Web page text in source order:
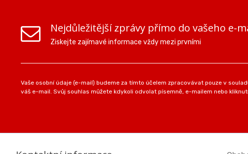
Nejdůležitější zprávy přímo do vašeho e-
Ziskejte zajímavé informace vždy mezi prvními
Vaše osobní údaje (e-mail) budeme za tímto účelem zpracovávat pouze v
váš e-mail. Svůj souhlas můžete kdykoli odvolat písemně, e-mailem nebo